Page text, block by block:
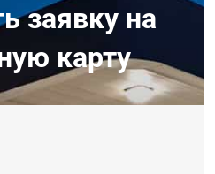
заявку на
карту